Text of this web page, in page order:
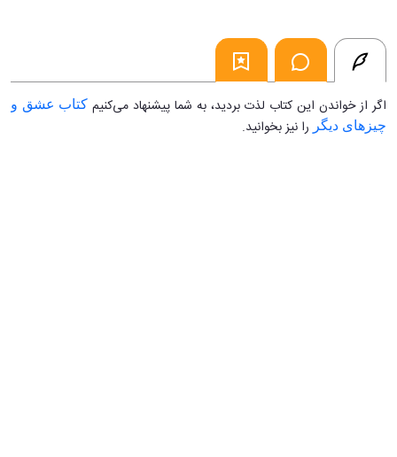
اگر از خواندن این کتاب لذت بردید، به شما پیشنهاد می‌کنیم کتاب عشق و
چیزهای دیگر را نیز بخوانید.